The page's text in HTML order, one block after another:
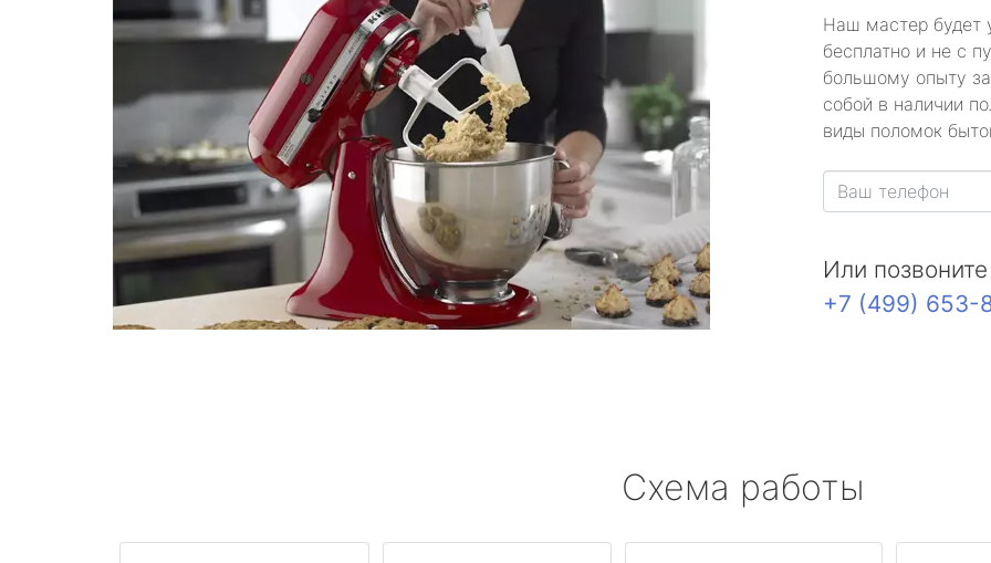
Наш мастер будет
бесплатно и не с
большому опыту
собой в наличии
виды поломок
Или
+7 (499) 653-
Схема работы